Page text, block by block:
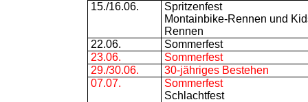
15./16.06.
Spritzenfest
Montainbike-Rennen und
Rennen
22.06.
Sommerfest
23.06.
Sommerfest
29./30.06.
30-jähriges Bestehen
07.07.
Sommerfest
Schlachtfest